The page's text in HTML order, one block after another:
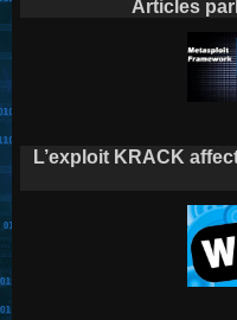
Articles
L’exploit KRACK